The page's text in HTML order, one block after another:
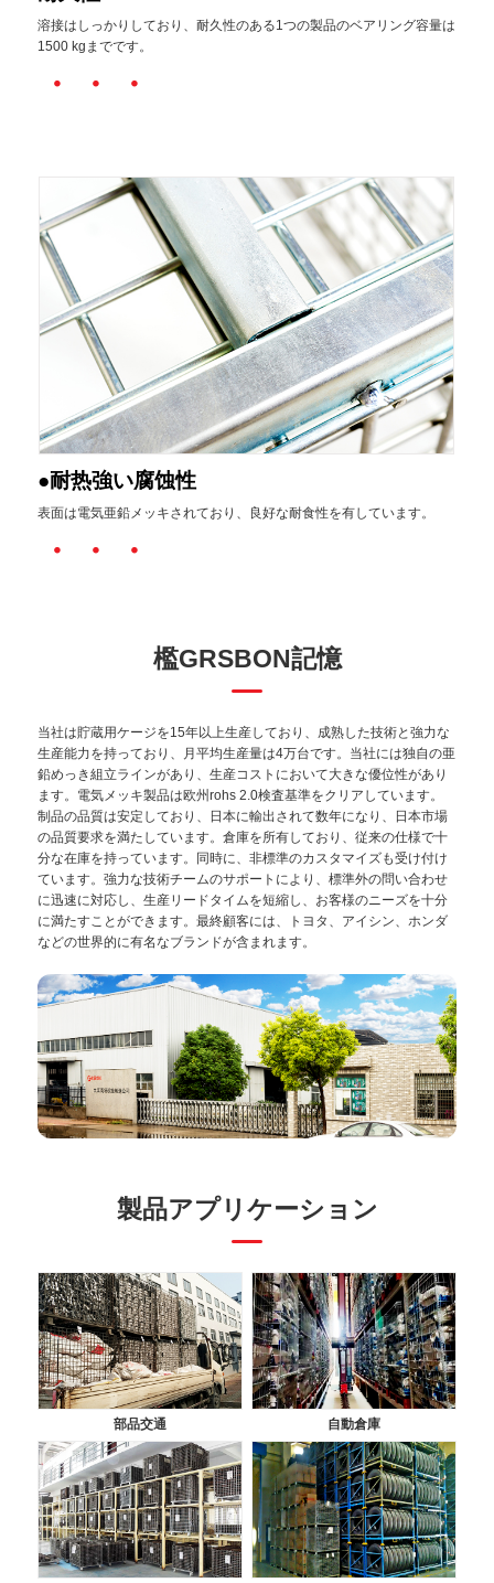
溶接はしっかりしており、耐久性のある1つの製品のベアリング容量は
1500 kgまでです。
・・・
●耐热強い腐蚀性
表面は電気亜鉛メッキされており、良好な耐食性を有しています。
・・・
檻GRSBON記憶
当社は貯蔵用ケージを15年以上生産しており、成熟した技術と強力な
生産能力を持っており、月平均生産量は4万台です。当社には独自の亜
鉛めっき組立ラインがあり、生産コストにおいて大きな優位性があり
ます。電気メッキ製品は欧州rohs 2.0検査基準をクリアしています。
制品の品質は安定しており、日本に輸出されて数年になり、日本市場
の品質要求を満たしています。倉庫を所有しており、従来の仕様で十
分な在庫を持っています。同時に、非標準のカスタマイズも受け付け
ています。強力な技術チームのサポートにより、標準外の問い合わせ
に迅速に対応し、生産リードタイムを短縮し、お客様のニーズを十分
に満たすことができます。最終顧客には、トヨタ、アイシン、ホンダ
などの世界的に有名なブランドが含まれます。
製品アプリケーション
部品交通 自動倉庫